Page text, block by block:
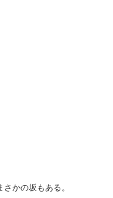
かの坂もある。